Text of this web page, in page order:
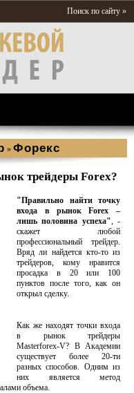
Поиск по сайту »
» Форекс
трейдеры Forex?
"Правильно найти точку
входа в рынок Forex –
лишь половина успеха", -
скажет любой
профессиональный трейдер.
Вряд ли найдется кто-то из
трейдеров, кому нравится
просадка в 20 или 100
пунктов после того, как он
открыл сделку.
Как же находят точки входа
в рынок трейдеры
Masterforex-V? В Академии
существует более 20-ти
разных способов. Одним из
них является метод
объема.